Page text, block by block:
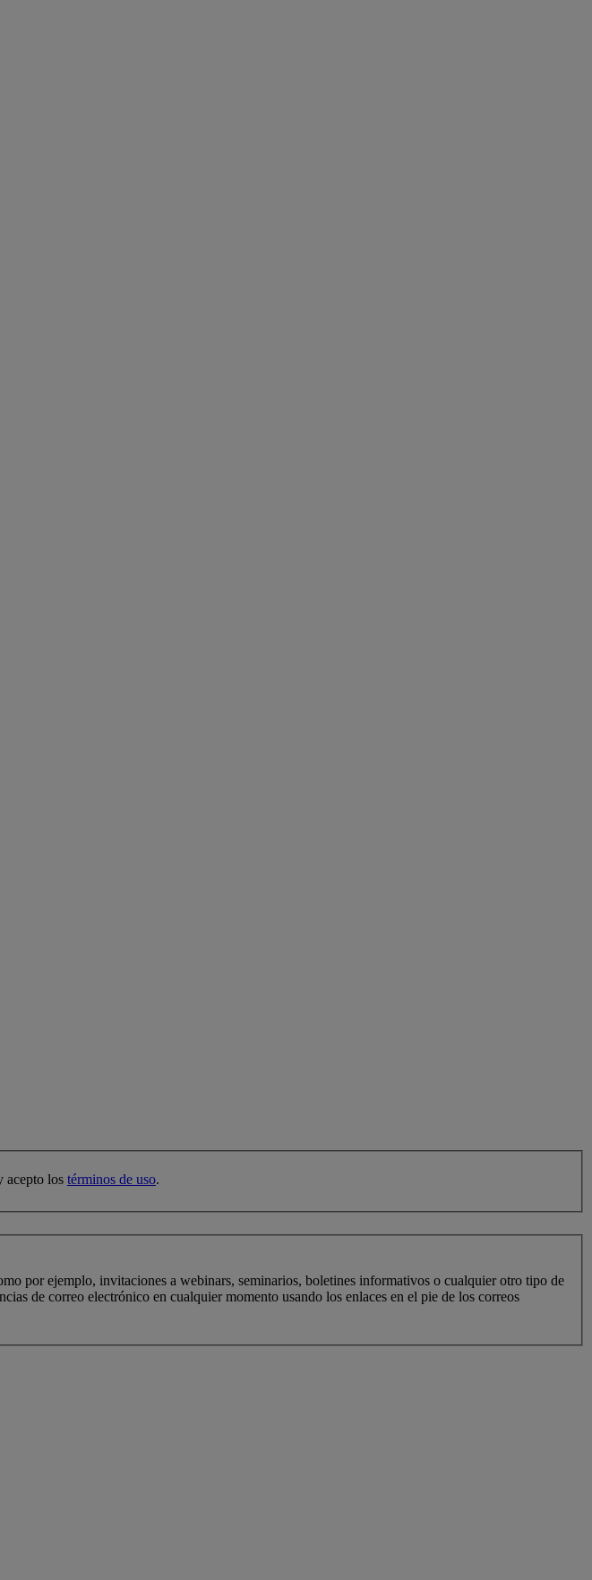
acepto los términos de uso.
por ejemplo, invitaciones a webinars, seminarios, boletines informativos o cualquier otro tipo de
de correo electrónico en cualquier momento usando los enlaces en el pie de los correos